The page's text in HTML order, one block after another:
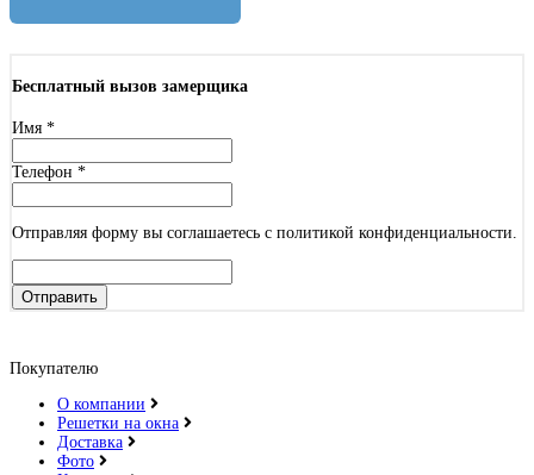
Бесплатный вызов замерщика
Имя *
Телефон *
Отправляя форму вы соглашаетесь с политикой конфиденциальности.
Отправить
Покупателю
О компании
Решетки на окна
Доставка
Фото